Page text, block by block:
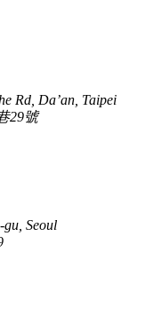
Rd, Da’an, Taipei
29號
gu, Seoul